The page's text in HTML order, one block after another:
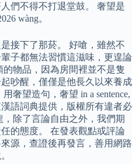
們不得不打退堂鼓。 奢望是
wàng。
接下了那菸。 好嗆，雖然不
子都無法習慣這滋味，更遑論
物品，因為房間裡並不是隻
吵醒，僅僅是他長久以來養成
奢望造句，奢望 in a sentence,
語詞典提供，版權所有違者必
除了言論自由之外，我們期
的態度。 在發表觀點或評論
源，查證後再發言，善用網路